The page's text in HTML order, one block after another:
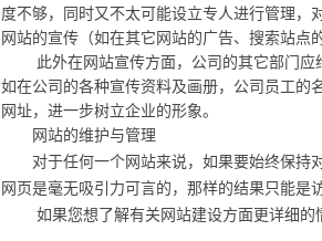
度不够，同时又不太可能设立专人进行管理，
网站的宣传（如在其它网站的广告、搜索站点
此外在网站宣传方面，公司的其它部门应
如在公司的各种宣传资料及画册，公司员工的
网址，进一步树立企业的形象。
网站的维护与管理
对于任何一个网站来说，如果要始终保持对
网页是毫无吸引力可言的，那样的结果只能是
如果您想了解有关网站建设方面更详细的情